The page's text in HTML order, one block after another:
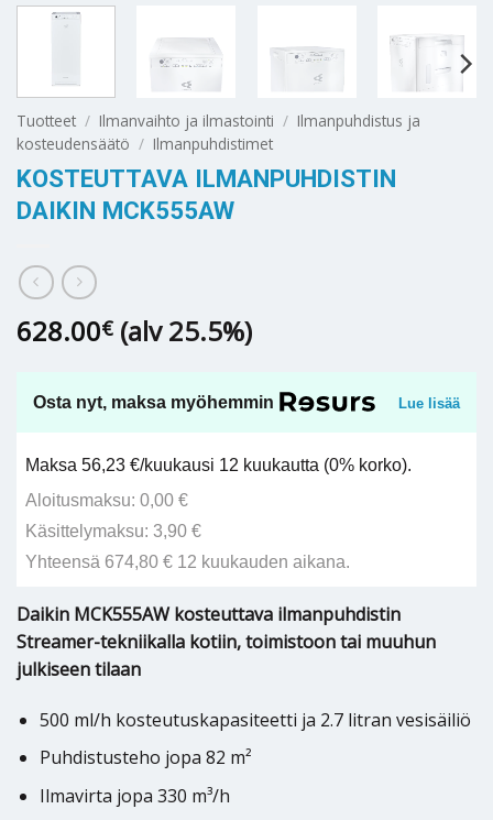
Tuotteet / Ilmanvaihto ja ilmastointi / Ilmanpuhdistus ja
kosteudensäätö / Ilmanpuhdistimet
KOSTEUTTAVA ILMANPUHDISTIN
DAIKIN MCK555AW
628.00€ (alv 25.5%)
Osta nyt, maksa myöhemmin Lue lisää
Maksa 56,23 €/kuukausi 12 kuukautta (0% korko).
Aloitusmaksu: 0,00 €
Käsittelymaksu: 3,90 €
Yhteensä 674,80 € 12 kuukauden aikana.
Daikin MCK555AW kosteuttava ilmanpuhdistin
Streamer-tekniikalla kotiin, toimistoon tai muuhun
julkiseen tilaan
500 ml/h kosteutuskapasiteetti ja 2.7 litran vesisäiliö
Puhdistusteho jopa 82 m²
Ilmavirta jopa 330 m³/h